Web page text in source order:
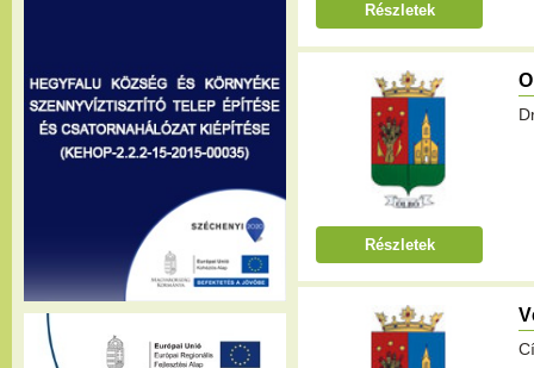
Részletek
Részletek